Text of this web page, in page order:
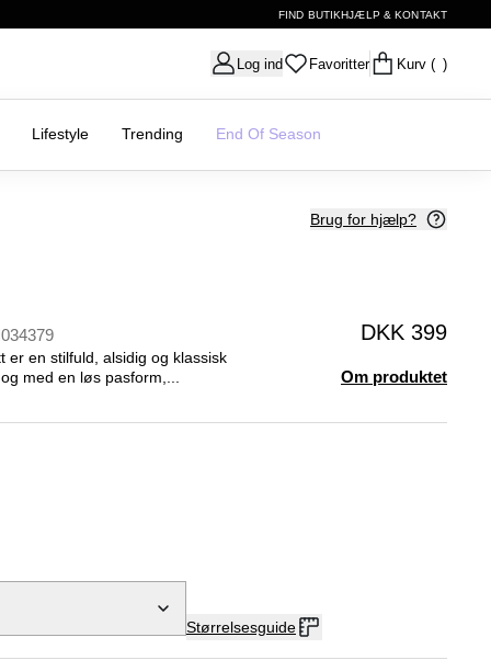
FIND BUTIKHJÆLP & KONTAKT
Log ind Favoritter Kurv ( )
Lifestyle Trending End Of Season
Brug for hjælp?
DKK 399
er en stilfuld, alsidig og klassisk
med en løs pasform,...
Om produktet
Størrelsesguide